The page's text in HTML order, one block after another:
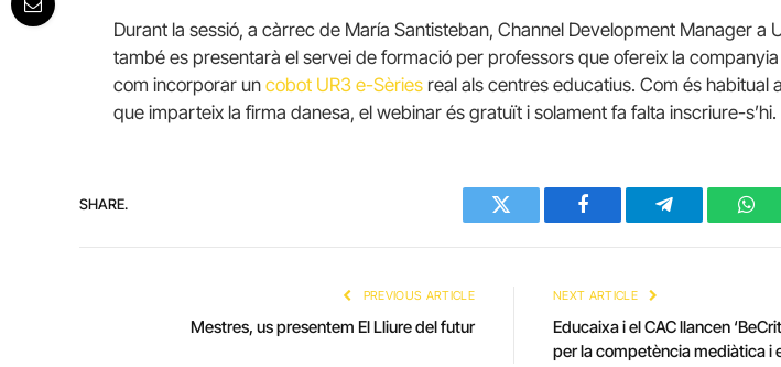
Durant la sessió, a càrrec de María Santisteban, Channel Development Manager a
també es presentarà el servei de formació per professors que ofereix la companyia
com incorporar un cobot UR3 e-Sèries real als centres educatius. Com és habitual
que imparteix la firma danesa, el webinar és gratuït i solament fa falta inscriure-s’hi.
SHARE.
Twitter Facebook Telegram
PREVIOUS ARTICLE
Mestres, us presentem El Lliure del futur
NEXT ARTICLE
Educaixa i el CAC llancen
per la competència mediàtica i